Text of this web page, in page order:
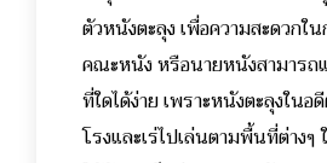
ตัวหนังตะลุง เพื่อความสะดวกใ
คณะหนัง หรือนายหนังสามารถ
ที่ใดได้ง่าย เพราะหนังตะลุงใน
โรงและเร่ไปเล่นตามพื้นที่ต่างๆ